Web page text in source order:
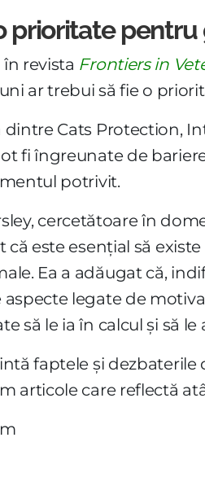
prioritate
revista Frontiers in
ar trebui să fie o
dintre Cats Protection,
fi îngreunate de
potrivit.
cercetătoare în
că este esențial să
Ea a adăugat că,
legate de
să le ia în calcul și să
faptele și
articole care reflectă